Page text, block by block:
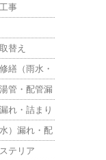
事
替え
繕（雨水・
管・配管漏
れ・詰まり
）漏れ・配
テリア